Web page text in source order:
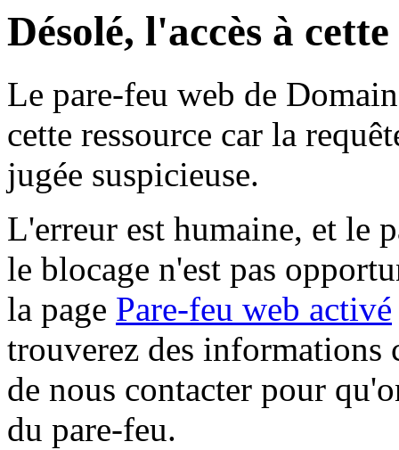
Désolé, l'accès à
Le pare-feu web de
cette ressource car la
jugée suspicieuse.
L'erreur est humaine, et le
le blocage n'est pas
la page Pare-feu web activé
trouverez des informations
de nous contacter pour
du pare-feu.